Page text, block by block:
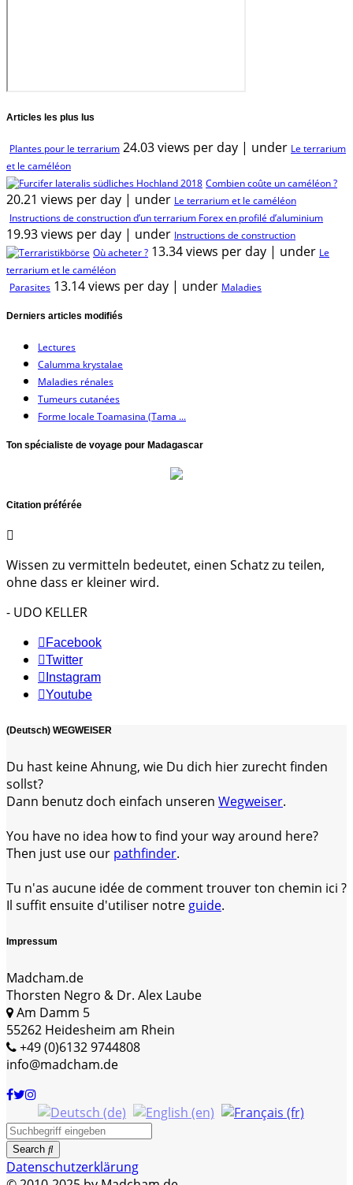
Articles les plus lus
Plantes pour le terrarium 24.03 views per day | under Le terrarium
et le caméléon
Combien coûte un caméléon ?
20.21 views per day | under Le terrarium et le caméléon
Instructions de construction d’un terrarium Forex en profilé d’aluminium
19.93 views per day | under Instructions de construction
Où acheter ? 13.34 views per day | under Le
terrarium et le caméléon
Parasites 13.14 views per day | under Maladies
Derniers articles modifiés
Lectures
Calumma krystalae
Maladies rénales
Tumeurs cutanées
Forme locale Toamasina (Tama ...
Ton spécialiste de voyage pour Madagascar
Citation préférée
Wissen zu vermitteln bedeutet, einen Schatz zu teilen,
ohne dass er kleiner wird.
- UDO KELLER
Facebook
Twitter
Instagram
Youtube
(Deutsch) WEGWEISER
Du hast keine Ahnung, wie Du dich hier zurecht finden
sollst?
Dann benutz doch einfach unseren Wegweiser.
You have no idea how to find your way around here?
Then just use our pathfinder.
Tu n'as aucune idée de comment trouver ton chemin ici ?
Il suffit ensuite d'utiliser notre guide.
Impressum
Madcham.de
Thorsten Negro & Dr. Alex Laube
Am Damm 5
55262 Heidesheim am Rhein
+49 (0)6132 9744808
info@madcham.de
Search
Datenschutzerklärung